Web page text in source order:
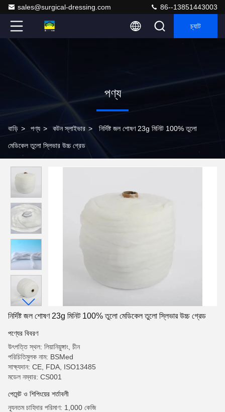
sales@surgical-dressing.com 86--13851443003
চ্যাট
পণ্য
বাড়ি > পণ্য > কটন স্লাইভার > নির্দিষ্ট জল শোষণ 23g মিনিট 100% তুলো
মেডিকেল তুলো স্লিভার উচ্চ গ্রেড
নির্দিষ্ট জল শোষণ 23g মিনিট 100% তুলো মেডিকেল তুলো স্লিভার উচ্চ গ্রেড
পণ্যের বিবরণ
উৎপত্তি স্থল: লিয়ানিয়ুঙ্গাং, চীন
পরিচিতিমুলক নাম: BSMed
সাক্ষ্যদান: CE, FDA, ISO13485
মডেল নম্বার: CS001
পেমেন্ট ও শিপিংয়ের শর্তাবলী
ন্যূনতম চাহিদার পরিমাণ: 1,000 কেজি